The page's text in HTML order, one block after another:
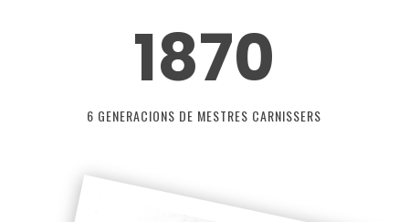
1870
6 GENERACIONS DE MESTRES CARNISSERS